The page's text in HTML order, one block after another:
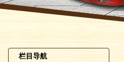
栏目导航